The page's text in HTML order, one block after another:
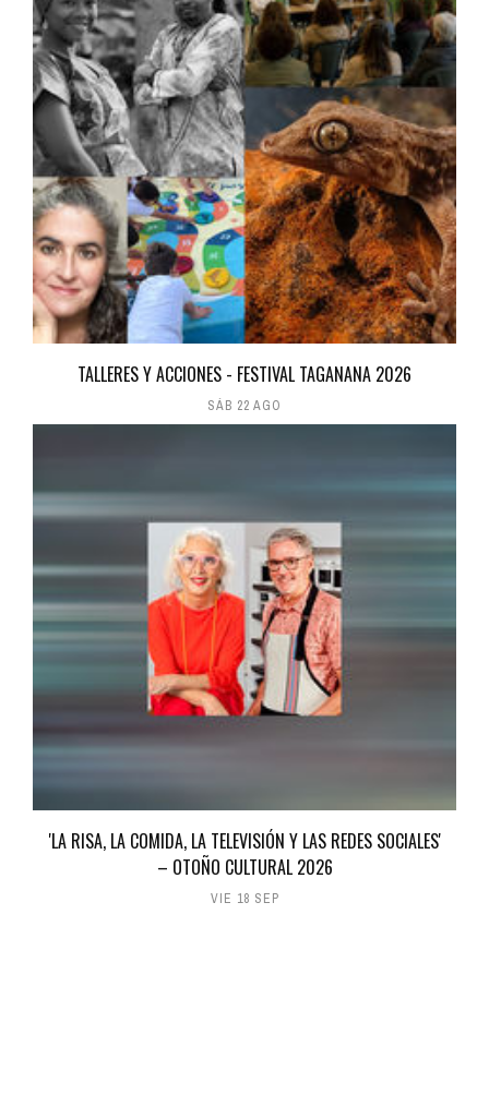
TALLERES Y ACCIONES - FESTIVAL TAGANANA 2026
SÁB 22 AGO
'LA RISA, LA COMIDA, LA TELEVISIÓN Y LAS REDES SOCIALES'
– OTOÑO CULTURAL 2026
VIE 18 SEP